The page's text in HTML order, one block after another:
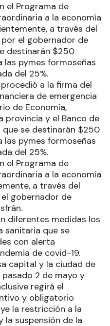
el Programa de
a la economía
a través del
por el gobernador de
destinarán $250
las pymes formoseñas
del 25%.
a la firma del
de emergencia
de Economía,
provincia y el Banco de
que se destinarán $250
las pymes formoseñas
del 25%.
el Programa de
a la economía
a través del
gobernador de
diferentes medidas los
sanitaria que se
con alerta
de covid-19.
capital y la ciudad de
2 de mayo y
regirá el
y obligatorio
la restricción a la
la suspensión de la